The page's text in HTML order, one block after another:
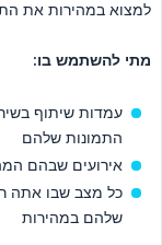
למצוא במהירות את
מתי להשתמש בו:
עמדות שיתוף
התמונות שלהם
אירועים שבהם
כל מצב שבו אתה
שלהם במהירות